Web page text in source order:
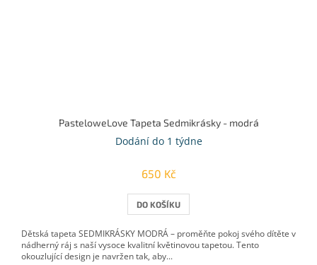
PasteloweLove Tapeta Sedmikrásky - modrá
Dodání do 1 týdne
650 Kč
DO KOŠÍKU
Dětská tapeta SEDMIKRÁSKY MODRÁ – proměňte pokoj svého dítěte v
nádherný ráj s naší vysoce kvalitní květinovou tapetou. Tento
okouzlující design je navržen tak, aby...